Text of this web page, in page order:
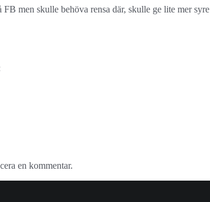
men skulle behöva rensa där, skulle ge lite mer syre
en kommentar.